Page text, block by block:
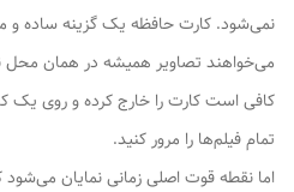
نمی‌شود. کارت حافظه یک گزینه ساده و
می‌خواهند تصاویر همیشه در همان
کافی است کارت را خارج کرده و روی یک
تمام فیلم‌ها را مرور کنید.
اما نقطه قوت اصلی زمانی نمایان می‌شود